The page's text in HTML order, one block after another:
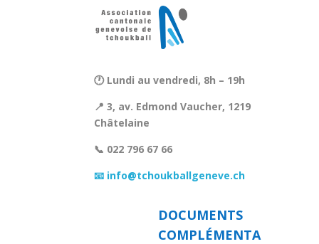
🕐 Lundi au vendredi, 8h – 19h
📍 3, av. Edmond Vaucher, 1219
Châtelaine
📞 022 796 67 66
📧 info@tchoukballgeneve.ch
DOCUMENTS
COMPLÉMENTA